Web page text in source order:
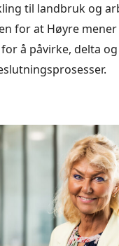
til landbruk og
for at Høyre
å påvirke, delta